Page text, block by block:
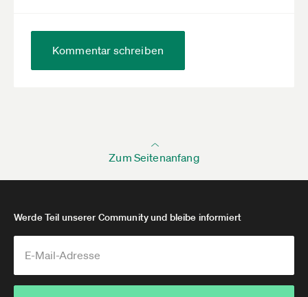
Kommentar schreiben
Zum Seitenanfang
Werde Teil unserer Community und bleibe informiert